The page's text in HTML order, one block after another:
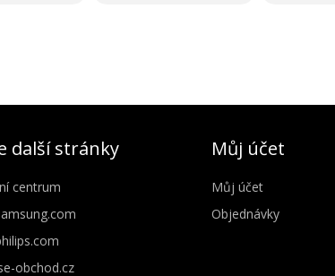
další stránky
centrum
obchod.cz
Můj účet
Můj účet
Objednávky